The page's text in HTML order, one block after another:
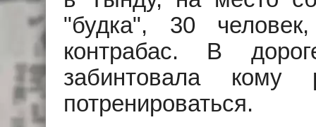
"будка", 30
контрабас. В
забинтовала
потренироваться.